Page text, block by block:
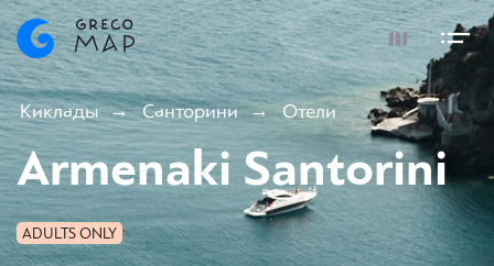
Киклады Санторини Отели
Armenaki Santorini
ADULTS ONLY